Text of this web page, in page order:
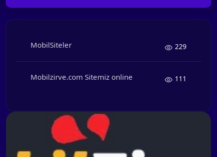
MobilSiteler 229
Mobilzirve.com Sitemiz online 111